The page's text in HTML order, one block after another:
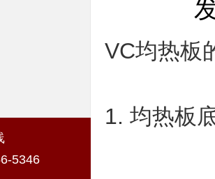
5346
VC均热板
1. 均热板